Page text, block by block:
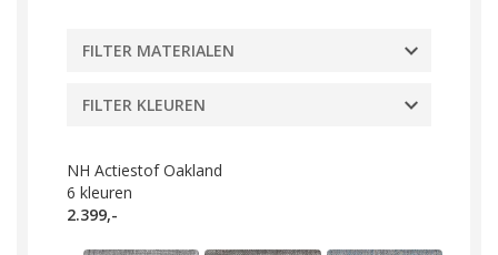
FILTER MATERIALEN
FILTER KLEUREN
NH Actiestof Oakland
6 kleuren
2.399,-